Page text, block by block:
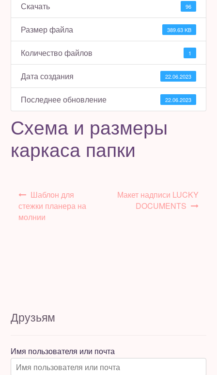
Порция вдохновения
Скачать 96
Размер файла 389.63 KB
Количество файлов 1
Дата создания 22.06.2023
Последнее обновление 22.06.2023
Схема и размеры
каркаса папки
Навигация
записям
Шаблон для
стежки планера на
молнии
Макет надписи LUCKY
DOCUMENTS
Друзьям
Имя пользователя или почта